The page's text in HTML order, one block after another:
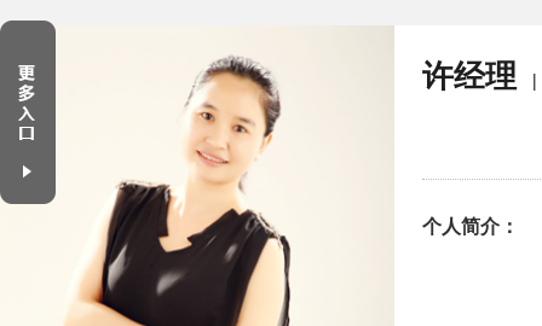
许经理 |
个人简介：